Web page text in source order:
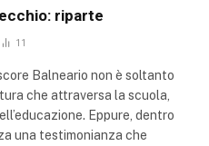
riparte
11
Balneario non è soltanto
che attraversa la scuola,
Eppure, dentro
una testimonianza che